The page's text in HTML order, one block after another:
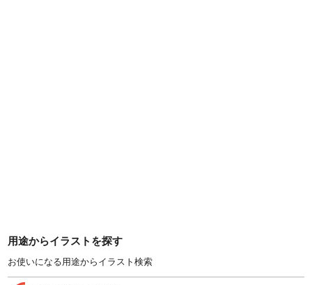
用途からイラストを探す
お使いになる用途からイラスト検索